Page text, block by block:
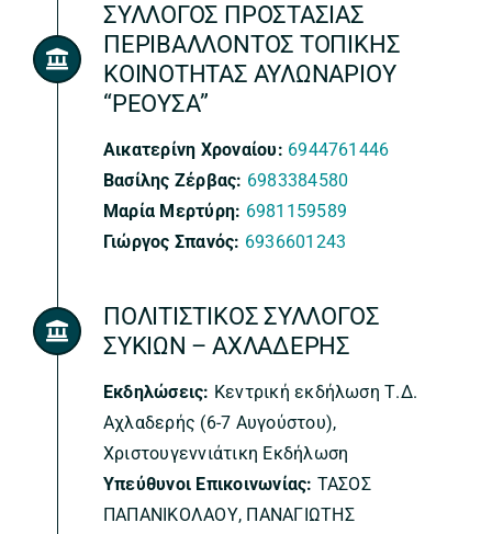
ΣΥΛΛΟΓΟΣ ΠΡΟΣΤΑΣΙΑΣ
ΠΕΡΙΒΑΛΛΟΝΤΟΣ ΤΟΠΙΚΗΣ
ΚΟΙΝΟΤΗΤΑΣ ΑΥΛΩΝΑΡΙΟΥ
“ΡΕΟΥΣΑ”
Αικατερίνη Χροναίου: 6944761446
Βασίλης Ζέρβας: 6983384580
Μαρία Μερτύρη: 6981159589
Γιώργος Σπανός: 6936601243
ΠΟΛΙΤΙΣΤΙΚΟΣ ΣΥΛΛΟΓΟΣ
ΣΥΚΙΩΝ – ΑΧΛΑΔΕΡΗΣ
Εκδηλώσεις: Κεντρική εκδήλωση Τ.Δ.
Αχλαδερής (6-7 Αυγούστου),
Χριστουγεννιάτικη Εκδήλωση
Υπεύθυνοι Επικοινωνίας: ΤΑΣΟΣ
ΠΑΠΑΝΙΚΟΛΑΟΥ, ΠΑΝΑΓΙΩΤΗΣ